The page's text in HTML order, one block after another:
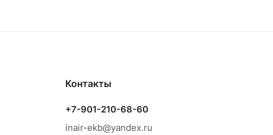
Контакты
+7-901-210-68-60
inair-ekb@yandex.ru